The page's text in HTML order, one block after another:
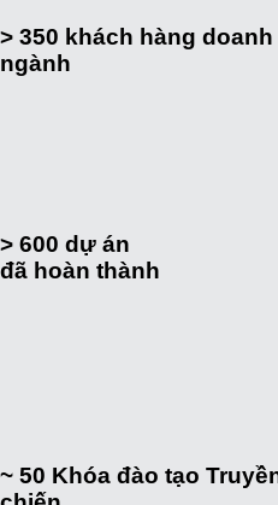
> 350 khách hàng
ngành
> 600 dự án
đã hoàn thành
~ 50 Khóa đào tạo